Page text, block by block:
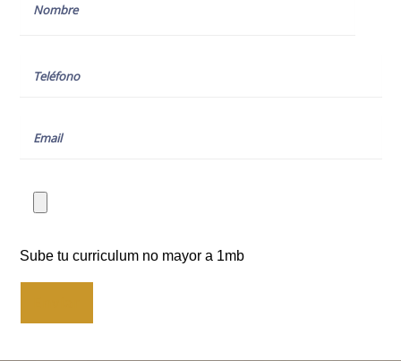
Sube tu curriculum no mayor a 1mb